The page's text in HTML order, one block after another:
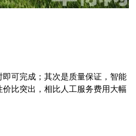
可完成；其次是质量保证，智能
比突出，相比人工服务费用大幅